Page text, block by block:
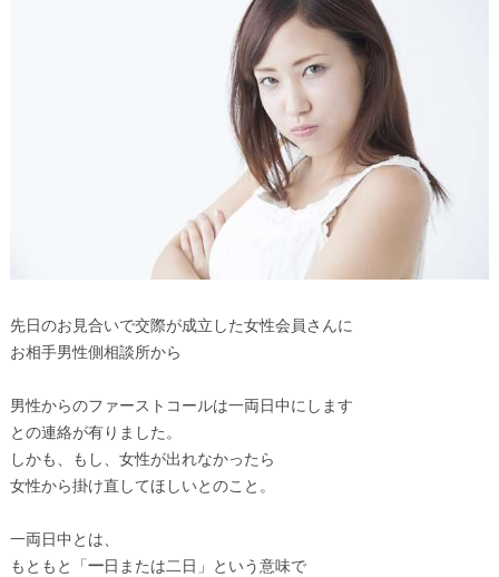
先日のお見合いで交際が成立した女性会員さんに
お相手男性側相談所から
男性からのファーストコールは一両日中にします
との連絡が有りました。
しかも、もし、女性が出れなかったら
女性から掛け直してほしいとのこと。
一両日中とは、
もともと「 一日または二日」という意味で